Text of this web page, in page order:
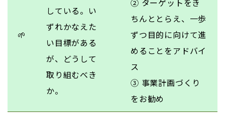
🌱
している。い
ずれかなえた
い目標がある
が、どうして
取り組むべき
か。
② ターゲットをき
ちんととらえ、一歩
ずつ目的に向けて進
めることをアドバイ
ス
③ 事業計画づくり
をお勧め